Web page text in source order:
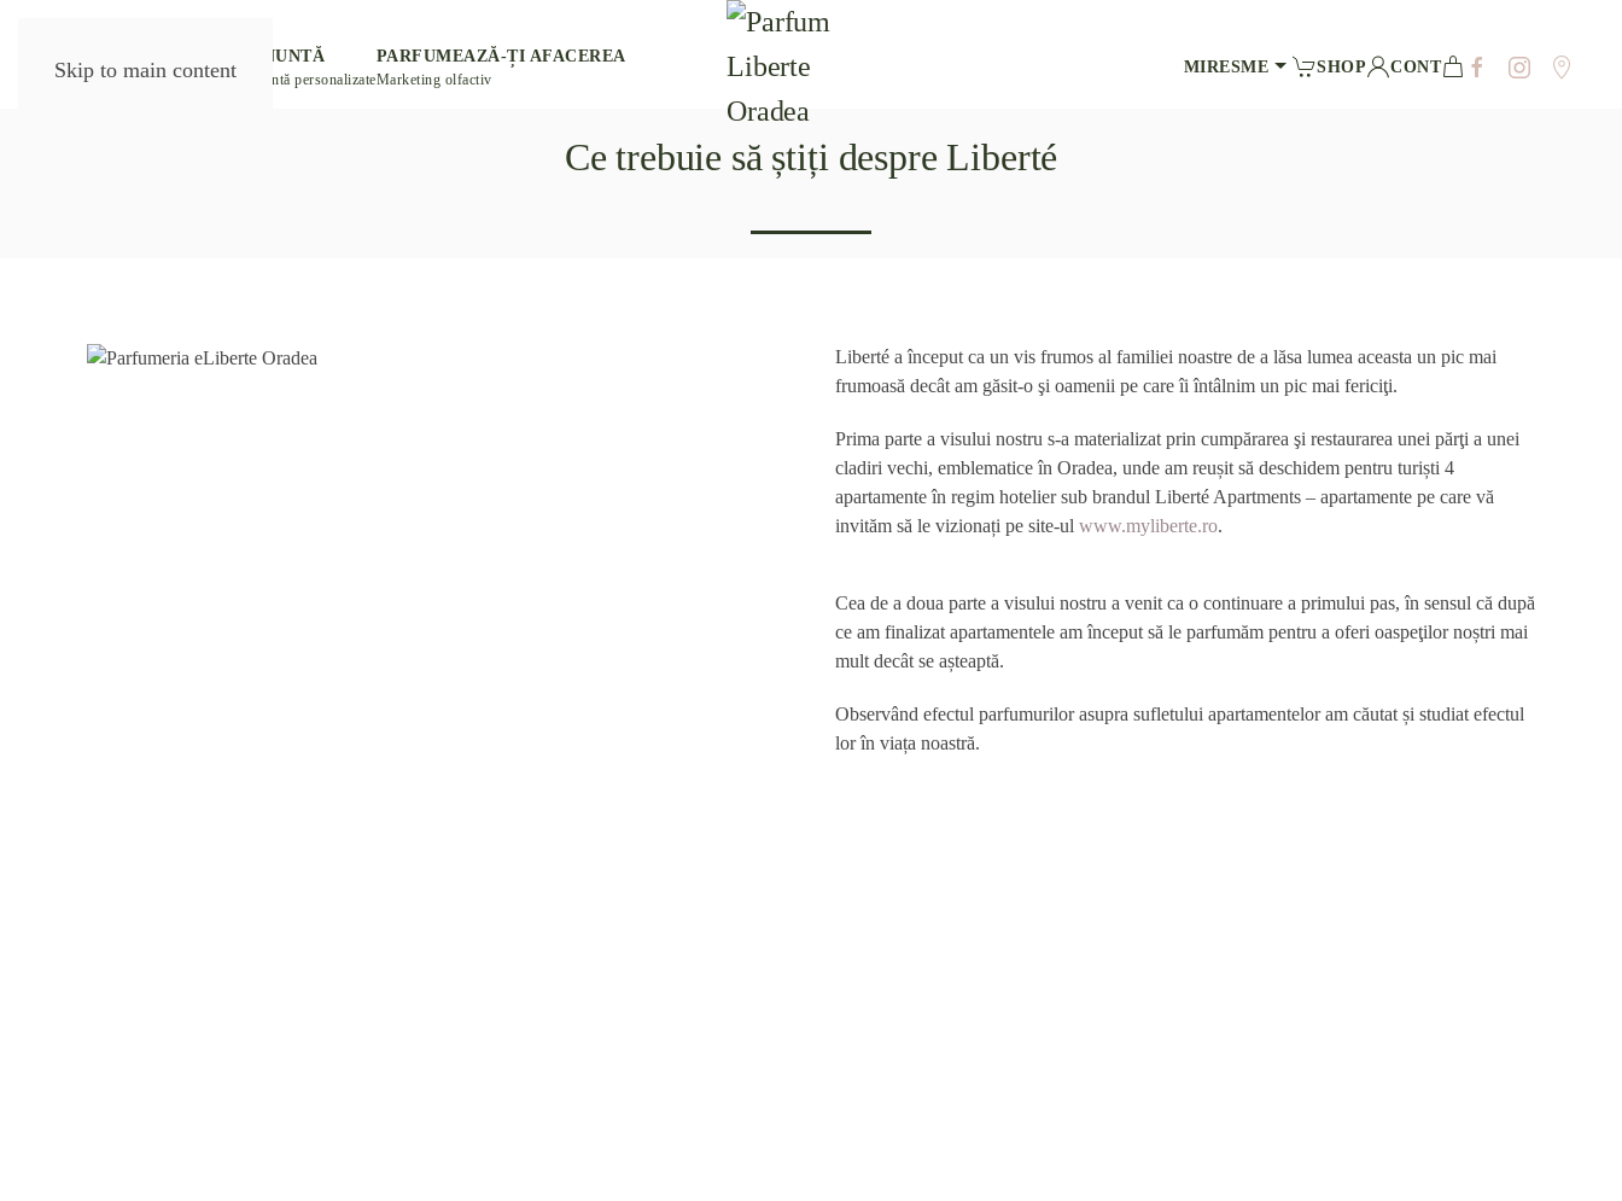
Skip to main content
eLiberte
PARFUM NUNTĂ
Mărturii de nuntă personalizate
PARFUMEAZĂ-ȚI AFACEREA
Marketing olfactiv
MIRESME SHOP CONT
Ce trebuie să știți despre Liberté
Liberté a început ca un vis frumos al familiei noastre de a lăsa lumea aceasta un pic mai
frumoasă decât am găsit-o şi oamenii pe care îi întâlnim un pic mai fericiţi.
Prima parte a visului nostru s-a materializat prin cumpărarea şi restaurarea unei părţi a unei
cladiri vechi, emblematice în Oradea, unde am reușit să deschidem pentru turiști 4
apartamente în regim hotelier sub brandul Liberté Apartments – apartamente pe care vă
invităm să le vizionați pe site-ul www.myliberte.ro.
Cea de a doua parte a visului nostru a venit ca o continuare a primului pas, în sensul că după
ce am finalizat apartamentele am început să le parfumăm pentru a oferi oaspeţilor noștri mai
mult decât se așteaptă.
Observând efectul parfumurilor asupra sufletului apartamentelor am căutat și studiat efectul
lor în viața noastră.